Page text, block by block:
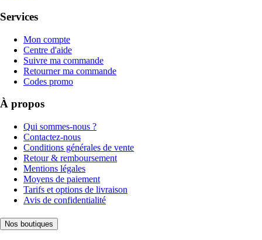
Services
Mon compte
Centre d'aide
Suivre ma commande
Retourner ma commande
Codes promo
À propos
Qui sommes-nous ?
Contactez-nous
Conditions générales de vente
Retour & remboursement
Mentions légales
Moyens de paiement
Tarifs et options de livraison
Avis de confidentialité
Nos boutiques